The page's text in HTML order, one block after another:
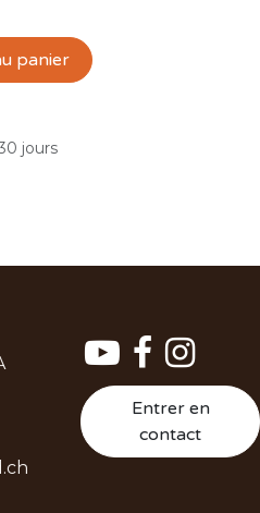
panier
jours
Entrer en
contact